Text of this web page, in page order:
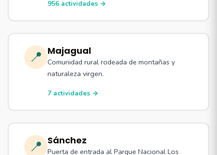
956 actividades →
📍 Majagual
Comunidad rural rodeada de montañas y
naturaleza virgen.
7 actividades →
📍 Sánchez
Puerta de entrada al Parque Nacional Los